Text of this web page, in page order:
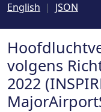
English
JSON
volgens
2022